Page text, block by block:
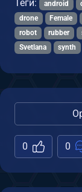
Теги: android
drone
Female
robot
rubber
Svetlana
synth
0 0